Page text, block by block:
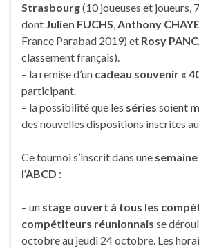
Strasbourg(10 joueuses et joueurs,
dont Julien FUCHS,Anthony CHAYE
France Parabad 2019) et Rosy
classement français).
– la remise d’un cadeau souvenir «
participant.
– la possibilité que les séries soient
des nouvelles dispositions inscrites
Ce tournoi s’inscrit dans une
l’ABCD :
– un stage ouvert à tous les
compétiteurs réunionnais se
octobre au jeudi 24 octobre. Les